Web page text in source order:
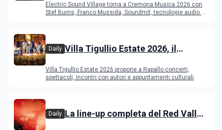
Young Band Contest, il programma
Electric Sound Village torna a Cremona Musica 2026 con
Stef Burns, Franco Mussida, Soundmit, tecnologie audio e
Daily Villa Tigullio Estate 2026, il
Villa Tigullio Estate 2026 propone a Rapallo concerti,
spettacoli, incontri con autori e appuntamenti culturali
Daily La line-up completa del Red Valley